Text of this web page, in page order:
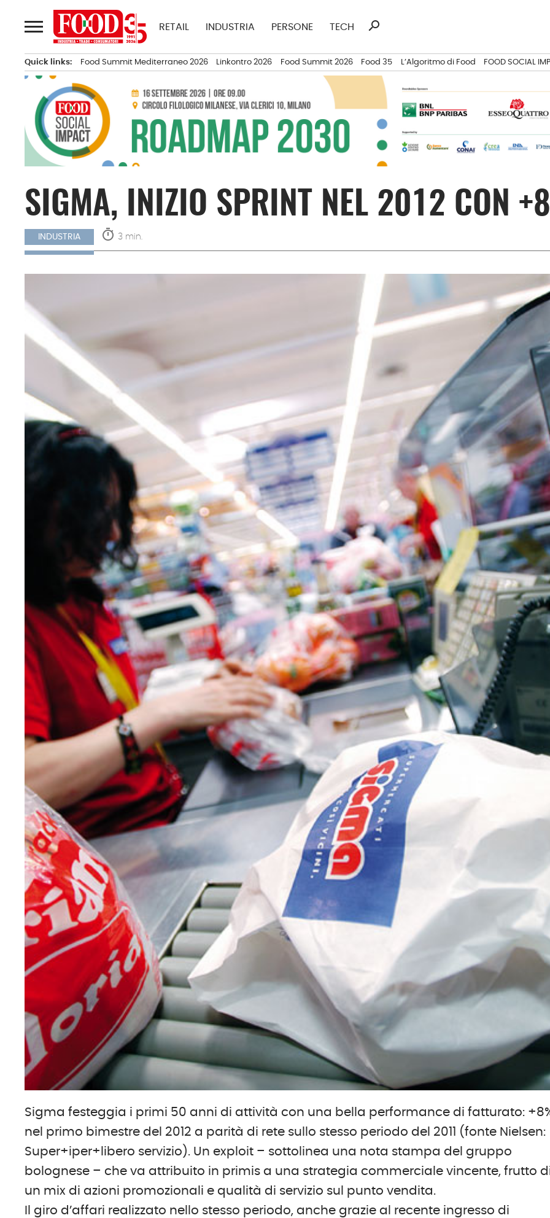
al
contenuto
RETAIL INDUSTRIA PERSONE TECH
Ricerca
search
Quick links: Food Summit Mediterraneo 2026 Linkontro 2026 Food Summit 2026 Food 35 L’Algoritmo di Food FOOD SOCIAL
SIGMA, INIZIO SPRINT NEL 2012 CON
INDUSTRIA timer 3 min.
Sigma festeggia i primi 50 anni di attività con una bella performance di fatturato:
nel primo bimestre del 2012 a parità di rete sullo stesso periodo del 2011 (fonte Nielsen:
Super+iper+libero servizio). Un exploit – sottolinea una nota stampa del gruppo
bolognese – che va attribuito in primis a una strategia commerciale vincente, frutto
un mix di azioni promozionali e qualità di servizio sul punto vendita.
Il giro d’affari realizzato nello stesso periodo, anche grazie al recente ingresso di